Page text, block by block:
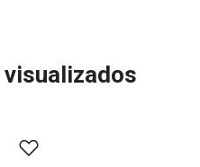
pela beleza das